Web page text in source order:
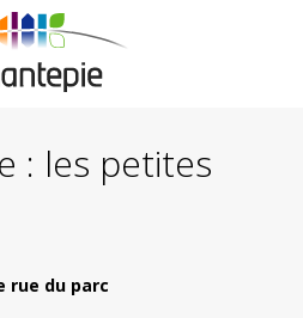
: les petites
rue du parc